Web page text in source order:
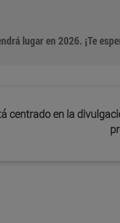
lugar en 2026. ¡Te
centrado en la